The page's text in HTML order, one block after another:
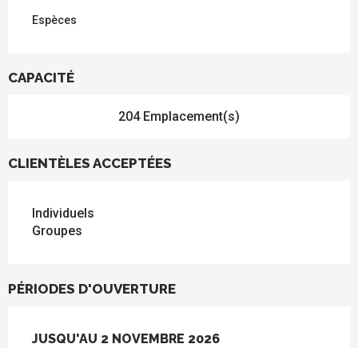
Espèces
CAPACITÉ
204 Emplacement(s)
CLIENTÈLES ACCEPTÉES
Individuels
Groupes
PÉRIODES D'OUVERTURE
DU28 MARS 2026AU2 NOVEMBRE 2026
JUSQU'AU 2 NOVEMBRE 2026